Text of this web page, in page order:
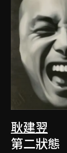
耿建翌
第二狀態